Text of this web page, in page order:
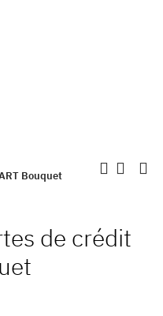
Bouquet
de crédit